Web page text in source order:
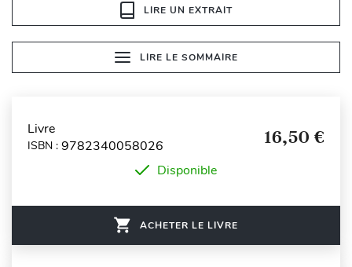
LIRE UN EXTRAIT
LIRE LE SOMMAIRE
Livre
ISBN : 9782340058026 16,50 €
Disponible
ACHETER LE LIVRE